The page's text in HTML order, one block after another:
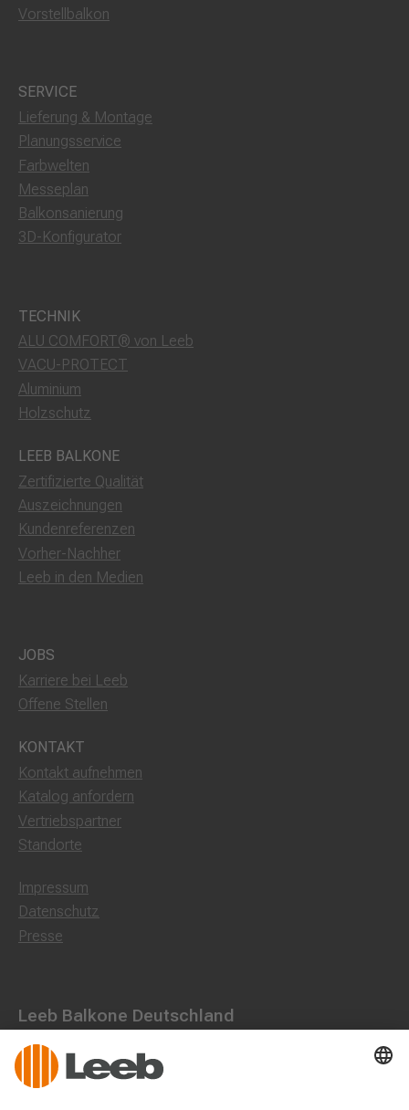
Vorstellbalkon
SERVICE
Lieferung & Montage
Planungsservice
Farbwelten
Messeplan
Balkonsanierung
3D-Konfigurator
TECHNIK
ALU COMFORT® von Leeb
VACU-PROTECT
Aluminium
Holzschutz
LEEB BALKONE
Zertifizierte Qualität
Auszeichnungen
Kundenreferenzen
Vorher-Nachher
Leeb in den Medien
JOBS
Karriere bei Leeb
Offene Stellen
KONTAKT
Kontakt aufnehmen
Katalog anfordern
Vertriebspartner
Standorte
Impressum
Datenschutz
Presse
Leeb Balkone Deutschland
Dorfstraße 10, 85662 Hohenbrunn
0800 1801003